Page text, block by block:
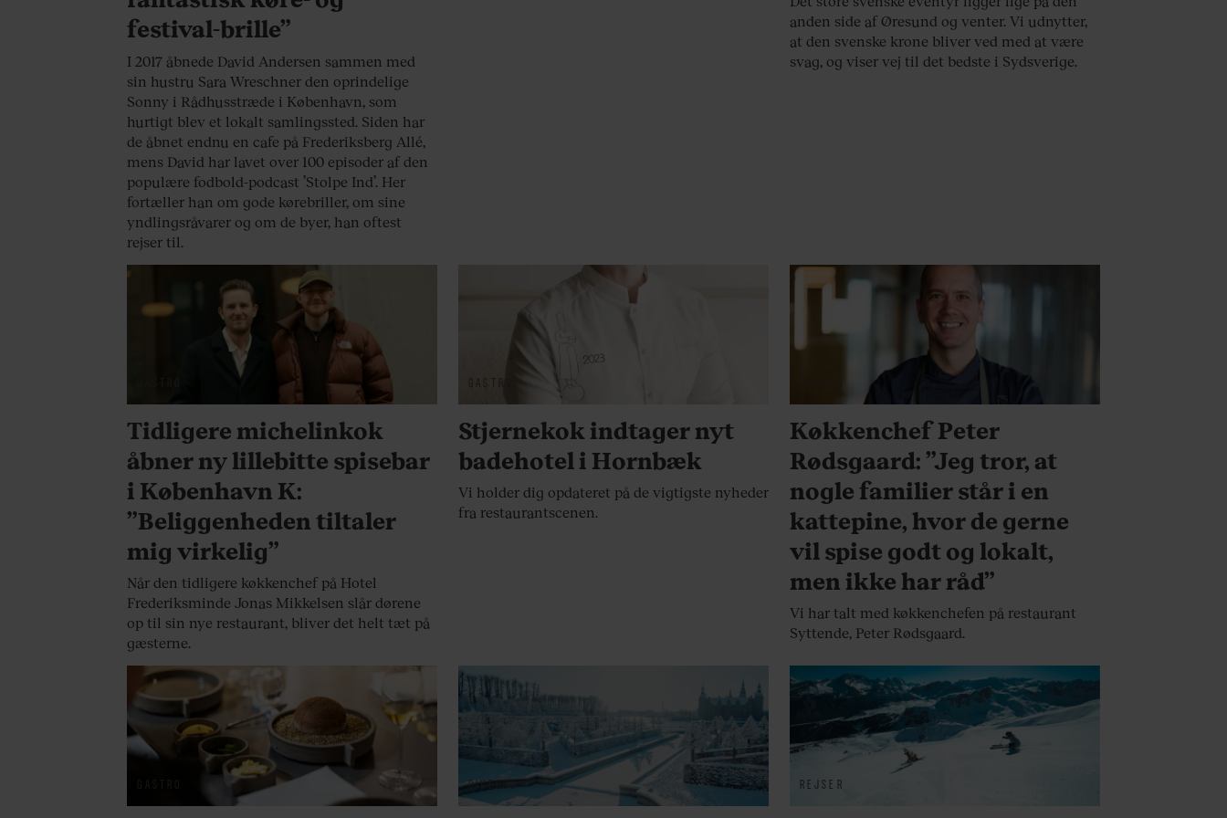
festival-brille”
I 2017 åbnede David Andersen sammen med
sin hustru Sara Wreschner den oprindelige
Sonny i Rådhusstræde i København, som
hurtigt blev et lokalt samlingssted. Siden har
de åbnet endnu en cafe på Frederiksberg Allé,
mens David har lavet over 100 episoder af den
populære fodbold-podcast ’Stolpe Ind’. Her
fortæller han om gode kørebriller, om sine
yndlingsråvarer og om de byer, han oftest
rejser til.
anden side af Øresund og venter. Vi udnytter,
at den svenske krone bliver ved med at være
svag, og viser vej til det bedste i Sydsverige.
Tidligere michelinkok
åbner ny lillebitte spisebar
i København K:
”Beliggenheden tiltaler
mig virkelig”
Når den tidligere køkkenchef på Hotel
Frederiksminde Jonas Mikkelsen slår dørene
op til sin nye restaurant, bliver det helt tæt på
gæsterne.
GASTRO
Stjernekok indtager nyt
badehotel i Hornbæk
Vi holder dig opdateret på de vigtigste nyheder
fra restaurantscenen.
Køkkenchef Peter
Rødsgaard: ”Jeg tror, at
nogle familier står i en
kattepine, hvor de gerne
vil spise godt og lokalt,
men ikke har råd”
Vi har talt med køkkenchefen på restaurant
Syttende, Peter Rødsgaard.
DIVERSE REJSER